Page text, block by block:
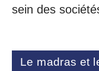
sein des
Le madras et